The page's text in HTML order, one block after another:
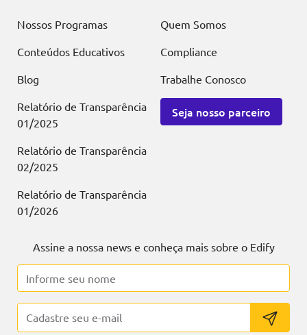
Nossos Programas
Conteúdos Educativos
Blog
Relatório de Transparência
01/2025
Relatório de Transparência
02/2025
Relatório de Transparência
01/2026
Quem Somos
Compliance
Trabalhe Conosco
Seja nosso parceiro
Assine a nossa news e conheça mais sobre o Edify